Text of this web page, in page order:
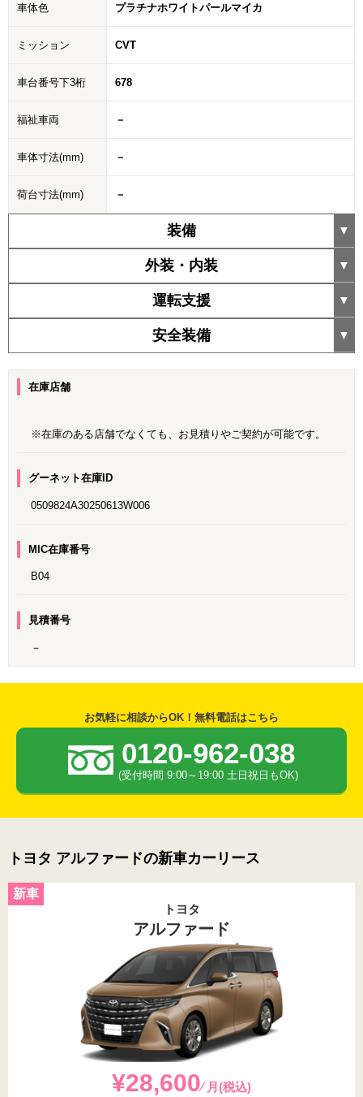
車体色 プラチナホワイトパールマイカ
ミッション CVT
車台番号下3桁 678
福祉車両 －
車体寸法(mm) －
荷台寸法(mm) －
装備
外装・内装
運転支援
安全装備
在庫店舗
※在庫のある店舗でなくても、お見積りやご契約が可能です。
グーネット在庫ID
0509824A30250613W006
MIC在庫番号
B04
見積番号
－
お気軽に相談からOK！無料電話はこちら
0120-962-038
(受付時間 9:00～19:00 土日祝日もOK)
トヨタ アルファードの新車カーリース
トヨタ
アルファード
¥28,600⁄ 月(税込)